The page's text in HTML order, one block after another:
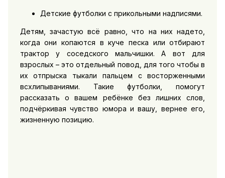
Детские футболки с прикольными надписями.
Детям, зачастую всё равно, что на них надето,
когда они копаются в куче песка или отбирают
трактор у соседского мальчишки. А вот для
взрослых – это отдельный повод, для того чтобы в
их отпрыска тыкали пальцем с восторженными
всхлипываниями. Такие футболки, помогут
рассказать о вашем ребёнке без лишних слов,
подчёркивая чувство юмора и вашу, вернее его,
жизненную позицию.